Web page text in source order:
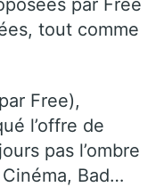
par Free
tout comme
Free),
l’offre de
pas l’ombre
Bad…